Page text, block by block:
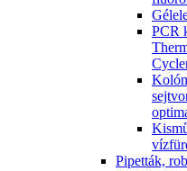
PCR
Pipetták,